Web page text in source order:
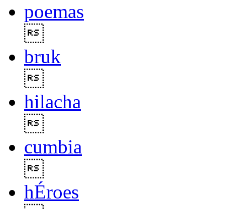
poemas
bruk
hilacha
cumbia
hÉroes